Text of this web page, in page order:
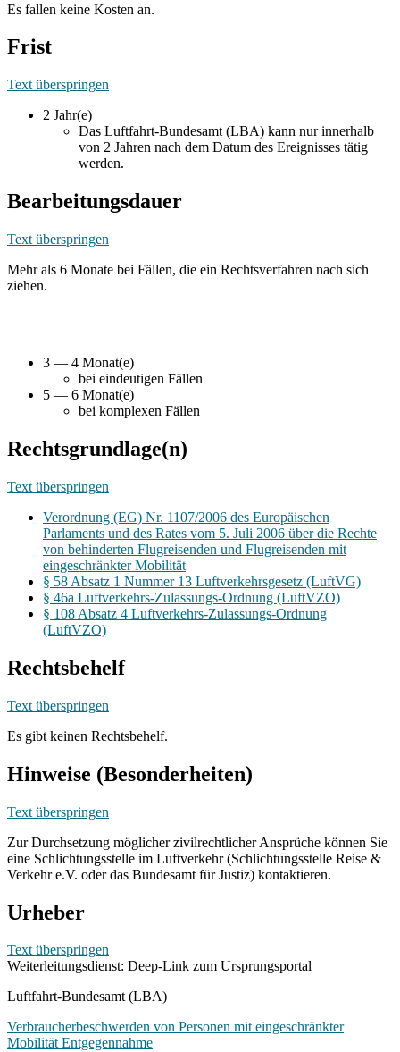
Es fallen keine Kosten an.
Frist
Text überspringen
2 Jahr(e)
Das Luftfahrt-Bundesamt (LBA) kann nur innerhalb
von 2 Jahren nach dem Datum des Ereignisses tätig
werden.
Bearbeitungsdauer
Text überspringen
Mehr als 6 Monate bei Fällen, die ein Rechtsverfahren nach sich
ziehen.
3 — 4 Monat(e)
bei eindeutigen Fällen
5 — 6 Monat(e)
bei komplexen Fällen
Rechtsgrundlage(n)
Text überspringen
Verordnung (EG) Nr. 1107/2006 des Europäischen
Parlaments und des Rates vom 5. Juli 2006 über die Rechte
von behinderten Flugreisenden und Flugreisenden mit
eingeschränkter Mobilität
§ 58 Absatz 1 Nummer 13 Luftverkehrsgesetz (LuftVG)
§ 46a Luftverkehrs-Zulassungs-Ordnung (LuftVZO)
§ 108 Absatz 4 Luftverkehrs-Zulassungs-Ordnung
(LuftVZO)
Rechtsbehelf
Text überspringen
Es gibt keinen Rechtsbehelf.
Hinweise (Besonderheiten)
Text überspringen
Zur Durchsetzung möglicher zivilrechtlicher Ansprüche können Sie
eine Schlichtungsstelle im Luftverkehr (Schlichtungsstelle Reise &
Verkehr e.V. oder das Bundesamt für Justiz) kontaktieren.
Urheber
Text überspringen
Weiterleitungsdienst: Deep-Link zum Ursprungsportal
Luftfahrt-Bundesamt (LBA)
Verbraucherbeschwerden von Personen mit eingeschränkter
Mobilität Entgegennahme